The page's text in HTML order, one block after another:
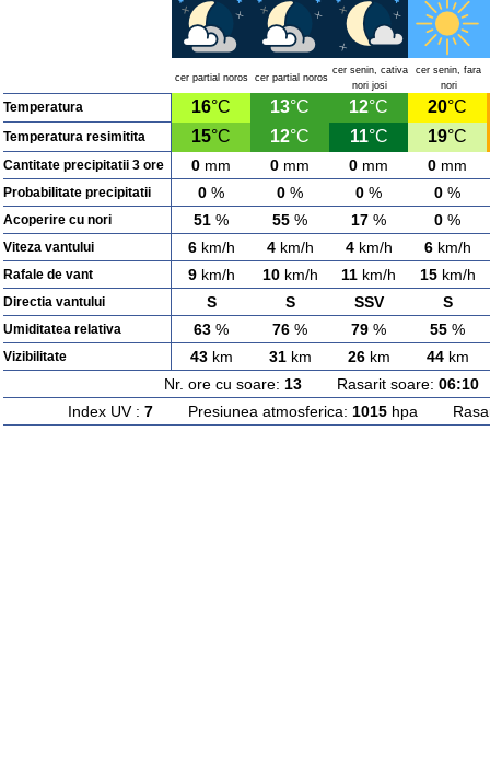
cer partial noros cer partial noros
cer senin, cativa
nori josi
cer senin, fara
nori
Temperatura 16°C 13°C 12°C 20°C
Temperatura resimitita 15°C 12°C 11°C 19°C
Cantitate precipitatii 3 ore 0 mm 0 mm 0 mm 0 mm
Probabilitate precipitatii 0 % 0 % 0 % 0 %
Acoperire cu nori 51 % 55 % 17 % 0 %
Viteza vantului 6km/h 4km/h 4km/h 6km/h
Rafale de vant 9km/h 10km/h 11 km/h 15km/h
Directia vantului S S SSV S
Umiditatea relativa 63 % 76 % 79 % 55 %
Vizibilitate 43km 31km 26km 44km
Nr. ore cu soare: 13Rasarit soare: 06:10
Index UV : 7Presiunea atmosferica: 1015hpa